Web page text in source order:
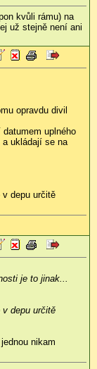
kvůli rámu) na
už stejně není ani
opravdu divil
uplného
ukládají se na
depu určitě
je to jinak...
depu určitě
nikam